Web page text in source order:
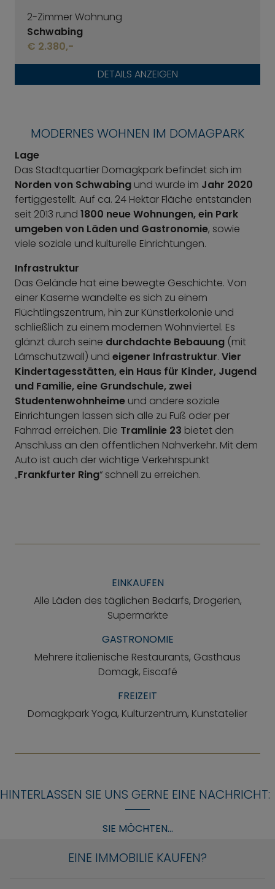
2-Zimmer Wohnung
Schwabing
€ 2.380,-
DETAILS ANZEIGEN
MODERNES WOHNEN IM DOMAGPARK
Lage
Das Stadtquartier Domagkpark befindet sich im
Norden von Schwabing und wurde im Jahr 2020
fertiggestellt. Auf ca. 24 Hektar Fläche entstanden
seit 2013 rund 1800 neue Wohnungen, ein Park
umgeben von Läden und Gastronomie, sowie
viele soziale und kulturelle Einrichtungen.
Infrastruktur
Das Gelände hat eine bewegte Geschichte. Von
einer Kaserne wandelte es sich zu einem
Flüchtlingszentrum, hin zur Künstlerkolonie und
schließlich zu einem modernen Wohnviertel. Es
glänzt durch seine durchdachte Bebauung (mit
Lämschutzwall) und eigener Infrastruktur. Vier
Kindertagesstätten, ein Haus für Kinder, Jugend
und Familie, eine Grundschule, zwei
Studentenwohnheime und andere soziale
Einrichtungen lassen sich alle zu Fuß oder per
Fahrrad erreichen. Die Tramlinie 23 bietet den
Anschluss an den öffentlichen Nahverkehr. Mit dem
Auto ist auch der wichtige Verkehrspunkt
„Frankfurter Ring“ schnell zu erreichen.
EINKAUFEN
Alle Läden des täglichen Bedarfs, Drogerien,
Supermärkte
GASTRONOMIE
Mehrere italienische Restaurants, Gasthaus
Domagk, Eiscafé
FREIZEIT
Domagkpark Yoga, Kulturzentrum, Kunstatelier
HINTERLASSEN SIE UNS GERNE EINE NACHRICHT:
SIE MÖCHTEN...
EINE IMMOBILIE KAUFEN?